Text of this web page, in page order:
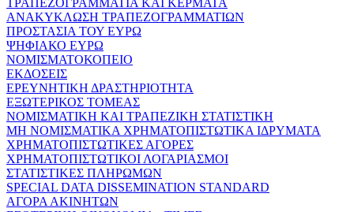
ΑΝΑΚΥΚΛΩΣΗ ΤΡΑΠΕΖΟΓΡΑΜΜΑΤΙΩΝ
ΠΡΟΣΤΑΣΙΑ ΤΟΥ ΕΥΡΩ
ΨΗΦΙΑΚΟ ΕΥΡΩ
ΝΟΜΙΣΜΑΤΟΚΟΠΕΙΟ
ΕΚΔΟΣΕΙΣ
ΕΡΕΥΝΗΤΙΚΗ ΔΡΑΣΤΗΡΙΟΤΗΤΑ
ΕΞΩΤΕΡΙΚΟΣ ΤΟΜΕΑΣ
ΝΟΜΙΣΜΑΤΙΚΗ ΚΑΙ ΤΡΑΠΕΖΙΚΗ ΣΤΑΤΙΣΤΙΚΗ
ΜΗ ΝΟΜΙΣΜΑΤΙΚΑ ΧΡΗΜΑΤΟΠΙΣΤΩΤΙΚΑ ΙΔΡΥΜΑΤΑ
ΧΡΗΜΑΤΟΠΙΣΤΩΤΙΚΕΣ ΑΓΟΡΕΣ
ΧΡΗΜΑΤΟΠΙΣΤΩΤΙΚΟΙ ΛΟΓΑΡΙΑΣΜΟΙ
ΣΤΑΤΙΣΤΙΚΕΣ ΠΛΗΡΩΜΩΝ
SPECIAL DATA DISSEMINATION STANDARD
ΑΓΟΡΑ ΑΚΙΝΗΤΩΝ